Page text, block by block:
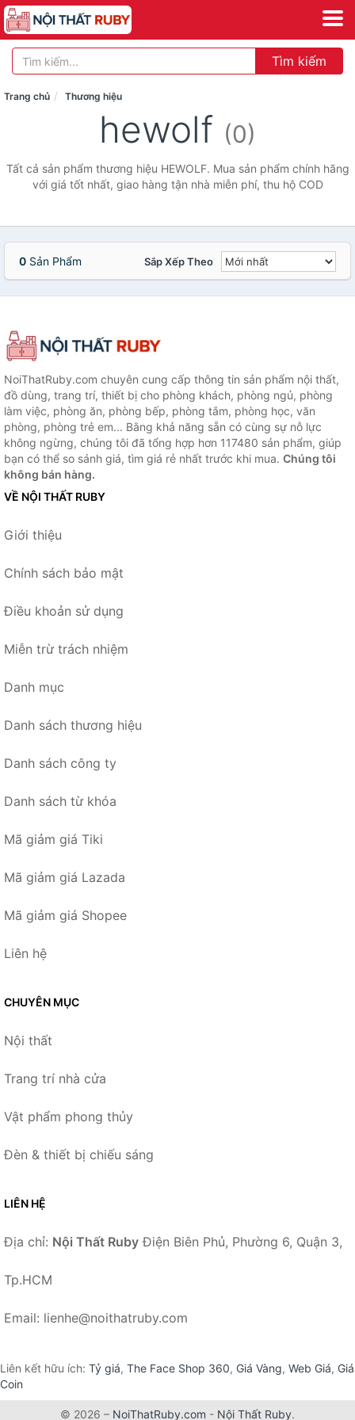
Tìm kiếm
Trang chủ Thương hiệu
hewolf (0)
Tất cả sản phẩm thương hiệu HEWOLF. Mua sản phẩm chính hãng
với giá tốt nhất, giao hàng tận nhà miễn phí, thu hộ COD
0 Sản Phẩm Sắp Xếp Theo
NoiThatRuby.com chuyên cung cấp thông tin sản phẩm nội thất,
đồ dùng, trang trí, thiết bị cho phòng khách, phòng ngủ, phòng
làm việc, phòng ăn, phòng bếp, phòng tắm, phòng học, văn
phòng, phòng trẻ em... Bằng khả năng sẵn có cùng sự nỗ lực
không ngừng, chúng tôi đã tổng hợp hơn 117480 sản phẩm, giúp
bạn có thể so sánh giá, tìm giá rẻ nhất trước khi mua. Chúng tôi
không bán hàng.
VỀ NỘI THẤT RUBY
Giới thiệu
Chính sách bảo mật
Điều khoản sử dụng
Miễn trừ trách nhiệm
Danh mục
Danh sách thương hiệu
Danh sách công ty
Danh sách từ khóa
Mã giảm giá Tiki
Mã giảm giá Lazada
Mã giảm giá Shopee
Liên hệ
CHUYÊN MỤC
Nội thất
Trang trí nhà cửa
Vật phẩm phong thủy
Đèn & thiết bị chiếu sáng
LIÊN HỆ
Địa chỉ: Nội Thất Ruby Điện Biên Phủ, Phường 6, Quận 3,
Tp.HCM
Email: lienhe@noithatruby.com
Liên kết hữu ích: Tỷ giá, The Face Shop 360, Giá Vàng, Web Giá, Giá
Coin
© 2026 – NoiThatRuby.com - Nội Thất Ruby.